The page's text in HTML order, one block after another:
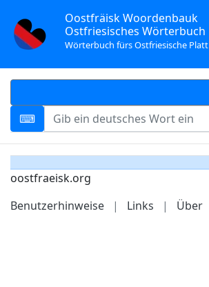
Oostfräisk Woordenbauk
Ostfriesisches Wörterbuch
Wörterbuch fürs Ostfriesische Platt
oostfraeisk.org
Benutzerhinweise
| Links | Über